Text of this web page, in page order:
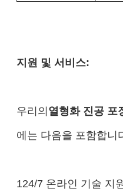
지원 및 서비스:
우리의열형화 진공 포
에는 다음을 포함합니
124/7 온라인 기술 지